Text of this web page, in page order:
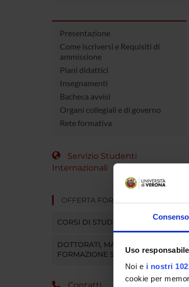
Consenso
Uso
Noi e i nostri
cookie per
Presentazione
Come iscriversi e Requisiti di
ammissione
Piani didattici
Insegnamenti
Bacheca avvisi
Organi collegiali e di governo
Rete formativa
Servizio Studenti
Internazionali
OFFERTA FORMATIVA
CORSI DI STUDIO
DOTTORATI, MASTER E
FORMAZIONE SUPERIORE